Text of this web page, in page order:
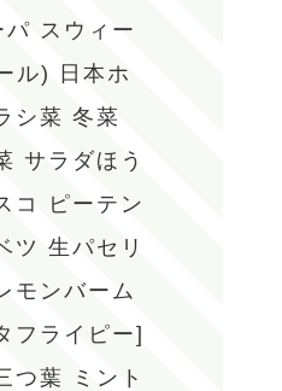
パ スウィー
ル)
日本ホ
シ菜 冬菜
サラダほう
コ
ピーテン
ツ 生パセリ
モンバーム
フライピー]
つ葉
ミント